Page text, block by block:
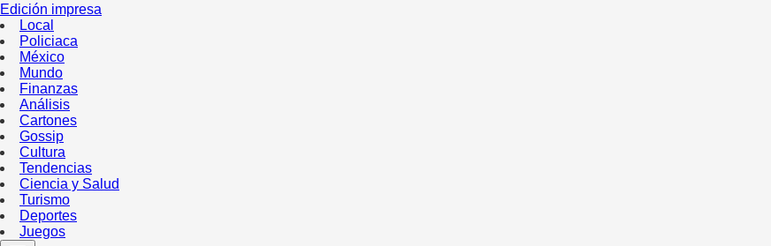
Edición impresa
Local
Policiaca
México
Mundo
Finanzas
Análisis
Cartones
Gossip
Cultura
Tendencias
Ciencia y Salud
Turismo
Deportes
Juegos